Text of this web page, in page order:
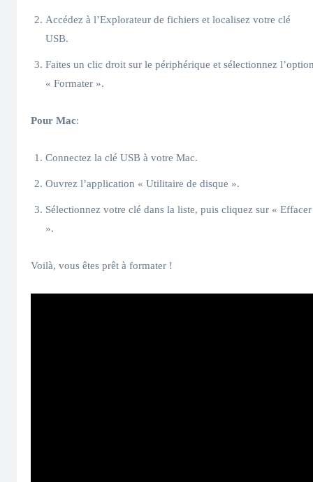
Accédez à l’Explorateur de fichiers et localisez votre clé
USB.
Faites un clic droit sur le périphérique et sélectionnez
« Formater ».
Pour Mac:
Connectez la clé USB à votre Mac.
Ouvrez l’application « Utilitaire de disque ».
Sélectionnez votre clé dans la liste, puis cliquez sur « Effacer
».
Voilà, vous êtes prêt à formater !